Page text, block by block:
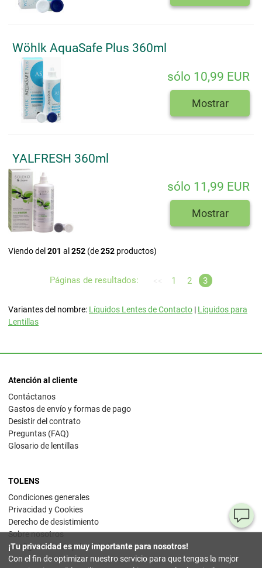
Wöhlk AquaSafe Plus 360ml
sólo 10,99 EUR
Mostrar
YALFRESH 360ml
sólo 11,99 EUR
Mostrar
Viendo del 201 al 252 (de252 productos)
Páginas de resultados: 1 2 3
Variantes del nombre: Líquidos Lentes de Contacto | Líquidos para
Lentillas
Atención al cliente
Contáctanos
Gastos de envío y formas de pago
Desistir del contrato
Preguntas (FAQ)
Glosario de lentillas
TOLENS
Condiciones generales
Privacidad y Cookies
Derecho de desistimiento
Sobre nosotros
Configuración de privacidad
¡Tu privacidad es muy importante para nosotros!
Con el fin de optimizar nuestro servicio para que tengas la mejor